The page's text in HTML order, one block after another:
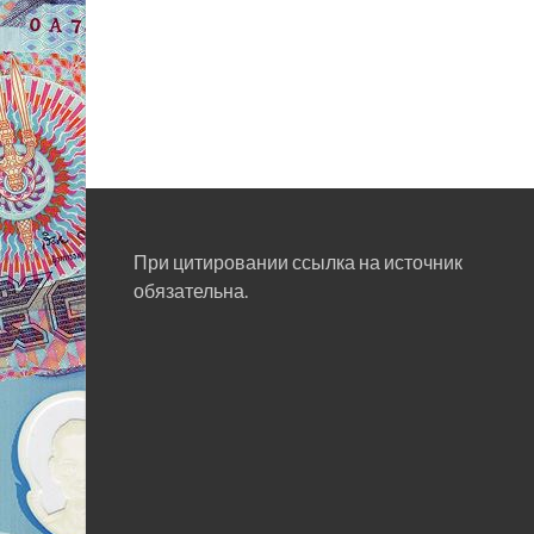
При цитировании ссылка на источник
обязательна.